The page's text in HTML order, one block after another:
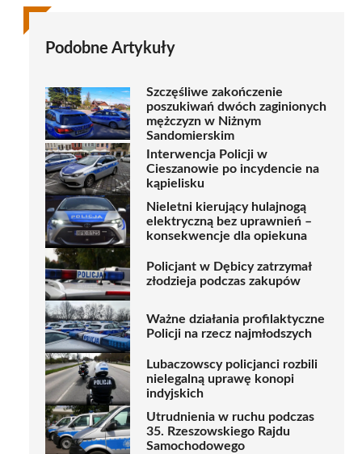
Podobne Artykuły
Szczęśliwe zakończenie
poszukiwań dwóch zaginionych
mężczyzn w Niżnym
Sandomierskim
Interwencja Policji w
Cieszanowie po incydencie na
kąpielisku
Nieletni kierujący hulajnogą
elektryczną bez uprawnień –
konsekwencje dla opiekuna
Policjant w Dębicy zatrzymał
złodzieja podczas zakupów
Ważne działania profilaktyczne
Policji na rzecz najmłodszych
Lubaczowscy policjanci rozbili
nielegalną uprawę konopi
indyjskich
Utrudnienia w ruchu podczas
35. Rzeszowskiego Rajdu
Samochodowego